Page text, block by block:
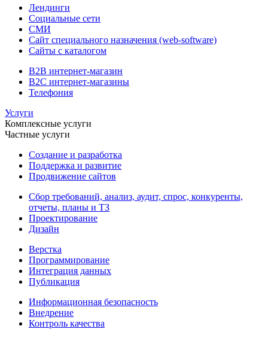
Лендинги
Социальные сети
СМИ
Сайт специального назначения (web-software)
Сайты с каталогом
B2B интернет-магазин
B2C интернет-магазины
Телефония
Услуги
Комплексные услуги
Частные услуги
Создание и разработка
Поддержка и развитие
Продвижение сайтов
Сбор требований, анализ, аудит, спрос, конкуренты,
отчеты, планы и ТЗ
Проектирование
Дизайн
Верстка
Программирование
Интеграция данных
Публикация
Информационная безопасность
Внедрение
Контроль качества